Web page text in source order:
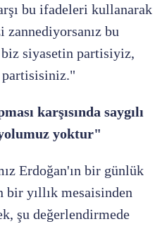
bu ifadeleri kullanarak
bu
siyasetin partisiyiz,
partisisiniz."
karşısında saygılı
yoktur"
Erdoğan'ın bir günlük
yıllık mesaisinden
şu değerlendirmede